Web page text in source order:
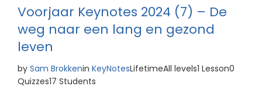
Voorjaar Keynotes 2024 (7) – De
weg naar een lang en gezond
leven
by Sam Brokkenin KeyNotesLifetimeAll levels1 Lesson0
Quizzes17 Students